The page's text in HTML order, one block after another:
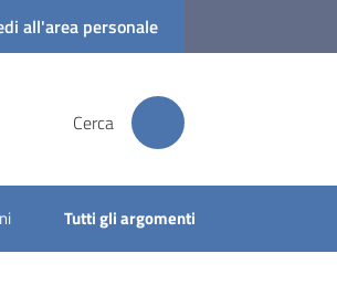
all'area personale
Cerca
Tutti gli argomenti